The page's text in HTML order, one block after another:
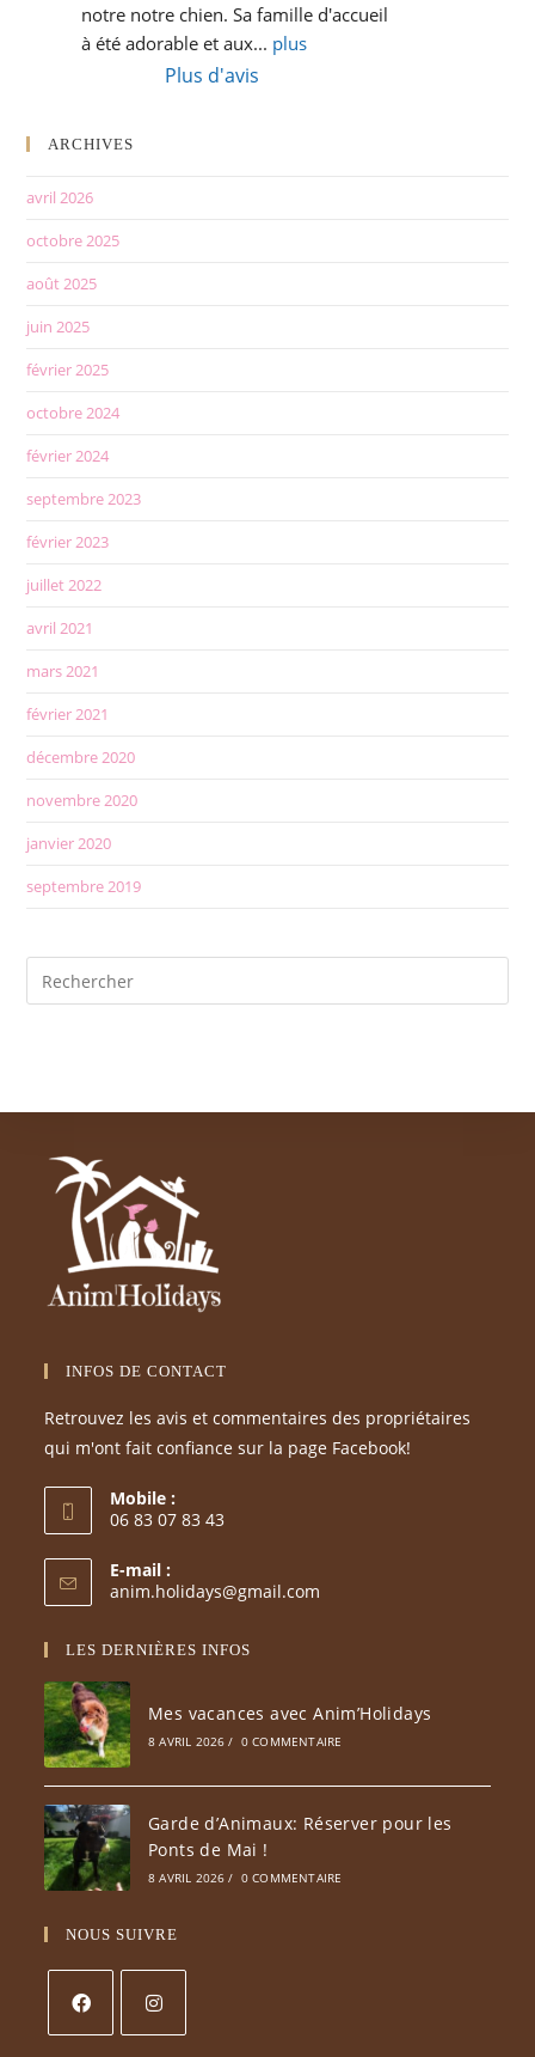
notre notre chien. Sa famille d'accueil
à été adorable et aux... plus
Plus d'avis
ARCHIVES
avril 2026
octobre 2025
août 2025
juin 2025
février 2025
octobre 2024
février 2024
septembre 2023
février 2023
juillet 2022
avril 2021
mars 2021
février 2021
décembre 2020
novembre 2020
janvier 2020
septembre 2019
INFOS DE CONTACT
Retrouvez les avis et commentaires des propriétaires
qui m'ont fait confiance sur la page Facebook!
Mobile :
06 83 07 83 43
E-mail :
anim.holidays@gmail.com
LES DERNIÈRES INFOS
Mes vacances avec Anim’Holidays
8 AVRIL 2026 / 0 COMMENTAIRE
Garde d’Animaux: Réserver pour les
Ponts de Mai !
8 AVRIL 2026 / 0 COMMENTAIRE
NOUS SUIVRE